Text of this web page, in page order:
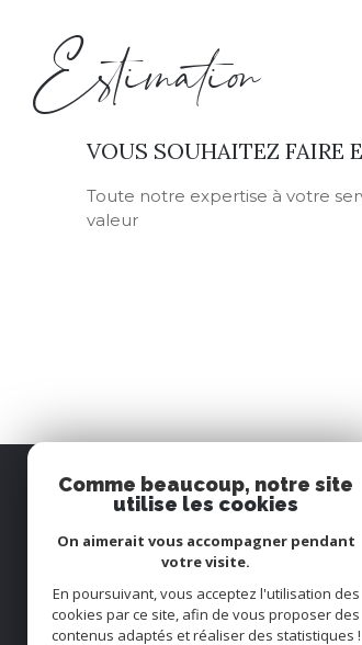
Estimation
VOUS SOUHAITEZ FAIRE
Toute notre expertise à votre
valeur
CABINET BEUGNOT
03 86 61 41 40
cabinet@cabinet-beugnot.fr
19 AVENUE PIERRE
Comme beaucoup, notre site
utilise les cookies
On aimerait vous accompagner pendant
votre visite.
En poursuivant, vous acceptez l'utilisation des
cookies par ce site, afin de vous proposer des
contenus adaptés et réaliser des statistiques !